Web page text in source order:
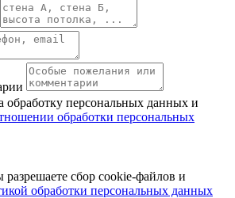
обработку персональных данных и
обработки персональных
разрешаете сбор cookie-файлов и
обработки персональных данных